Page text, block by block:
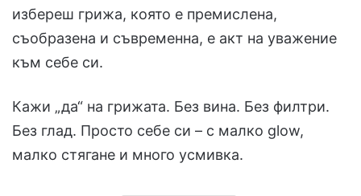
избереш грижа, която е премислена,
съобразена и съвременна, е акт на уважение
към себе си.
Кажи „да“ на грижата. Без вина. Без филтри.
Без глад. Просто себе си – с малко glow,
малко стягане и много усмивка.